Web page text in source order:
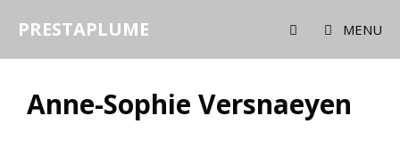
PRESTAPLUME MENU
Anne-Sophie Versnaeyen